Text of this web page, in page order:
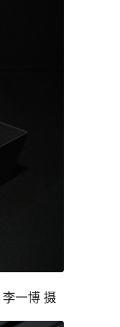
一博 摄